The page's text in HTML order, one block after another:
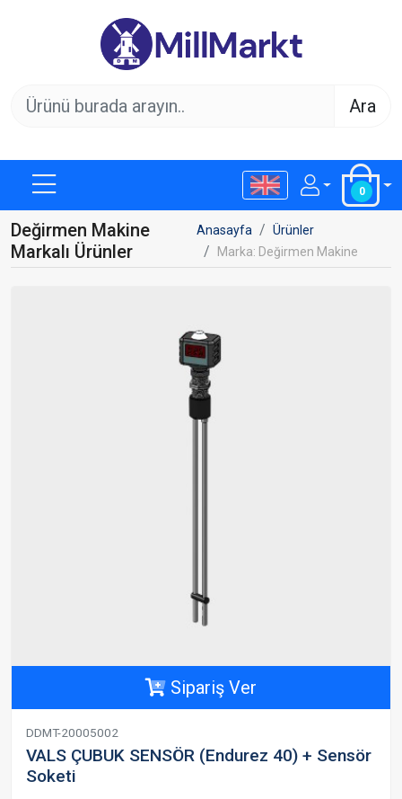
Ara
0
Değirmen Makine
Markalı Ürünler
Anasayfa
Ürünler
Marka: Değirmen Makine
Sipariş Ver
DDMT-20005002
VALS ÇUBUK SENSÖR (Endurez 40) + Sensör
Soketi